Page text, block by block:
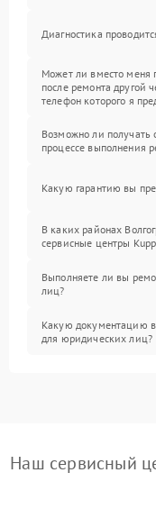
Диагностика
Может ли вместо меня
после ремонта другой
телефон которого я
Возможно ли получать
процессе выполнения
Какую гарантию вы
В каких районах
сервисные центры
Выполняете ли вы
лиц?
Какую документацию
для юридических лиц?
Наш сервисный